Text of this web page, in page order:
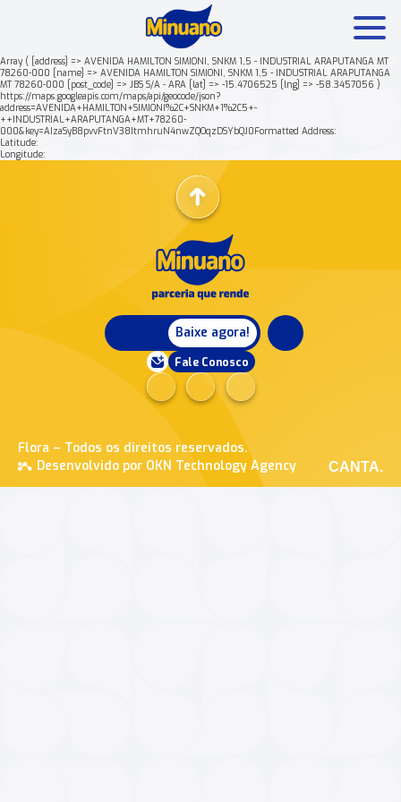
Array ( [address] => AVENIDA HAMILTON SIMIONI, SNKM 1,5 - INDUSTRIAL ARAPUTANGA MT
78260-000 [name] => AVENIDA HAMILTON SIMIONI, SNKM 1,5 - INDUSTRIAL ARAPUTANGA
MT 78260-000 [post_code] => JBS S/A - ARA [lat] => -15.4706525 [lng] => -58.3457056 )
https://maps.googleapis.com/maps/api/geocode/json?
address=AVENIDA+HAMILTON+SIMIONI%2C+SNKM+1%2C5+-
++INDUSTRIAL+ARAPUTANGA+MT+78260-
000&key=AIzaSyB8pvvFtnV38ItmhruN4nwZQOqzDSYbQJ0Formatted Address:
Latitude:
Longitude:
Baixe agora!
Fale Conosco
Flora – Todos os direitos reservados.
Desenvolvido por OKN Technology Agency
CANTA.
Mais buscados: Produtos Minuano Rende +
Nossa história